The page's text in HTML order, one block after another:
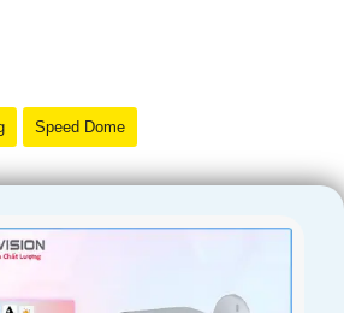
Speed Dome